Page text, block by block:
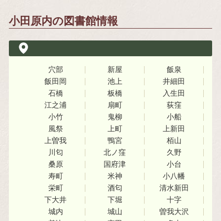
小田原内の図書館情報
穴部 新屋
飯泉
飯田岡
池上
井細田
石橋
板橋
入生田
江之浦
扇町
荻窪
小竹
鬼柳
小船
風祭
上町
上新田
上曽我
鴨宮
栢山
川匂
北ノ窪
久野
桑原
国府津
小台
寿町
米神
小八幡
栄町
酒匂
清水新田
下大井
下堀
十字
城内
城山
曽我大沢